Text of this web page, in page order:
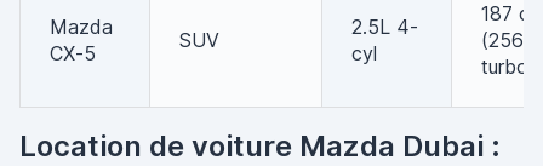
Mazda
CX-5
SUV
2.5L 4-
cyl
187 ch
(256
turbo)
Location de voiture Mazda Dubai :